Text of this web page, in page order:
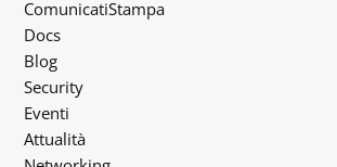
ComunicatiStampa
Docs
Blog
Security
Eventi
Attualità